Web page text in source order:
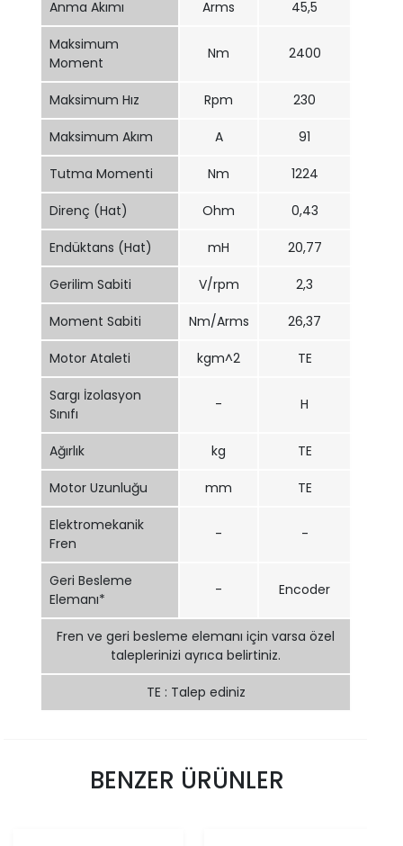
Anma Akımı Arms 45,5
Maksimum
Moment
Nm 2400
Maksimum Hız Rpm 230
Maksimum Akım A 91
Tutma Momenti Nm 1224
Direnç (Hat) Ohm 0,43
Endüktans (Hat) mH 20,77
Gerilim Sabiti V/rpm 2,3
Moment Sabiti Nm/Arms 26,37
Motor Ataleti kgm^2 TE
Sargı İzolasyon
Sınıfı
- H
Ağırlık kg TE
Motor Uzunluğu mm TE
Elektromekanik
Fren
- -
Geri Besleme
Elemanı*
- Encoder
Fren ve geri besleme elemanı için varsa özel
taleplerinizi ayrıca belirtiniz.
TE : Talep ediniz
BENZER ÜRÜNLER